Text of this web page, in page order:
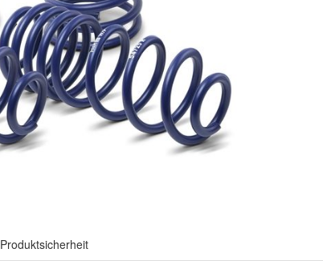
Produktsicherheit